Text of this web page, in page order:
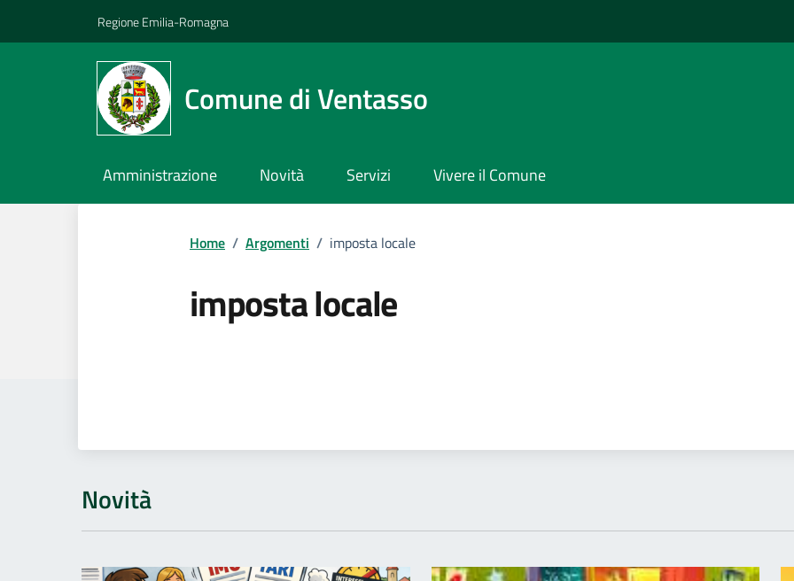
Regione Emilia-Romagna
Comune di Ventasso
Amministrazione Novità Servizi Vivere il Comune
Home / Argomenti / imposta locale
imposta locale
Novità